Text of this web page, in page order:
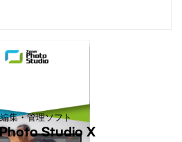
集・管理ソフト
Studio X